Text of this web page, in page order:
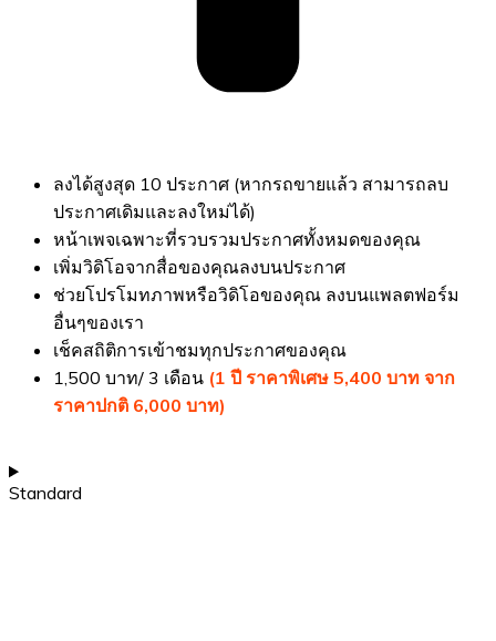
ลงได้สูงสุด 10 ประกาศ (หากรถขายแล้ว สามารถลบ
ประกาศเดิมและลงใหม่ได้)
หน้าเพจเฉพาะที่รวบรวมประกาศทั้งหมดของคุณ
เพิ่มวิดิโอจากสื่อของคุณลงบนประกาศ
ช่วยโปรโมทภาพหรือวิดิโอของคุณ ลงบนแพลตฟอร์ม
อื่นๆของเรา
เช็คสถิติการเข้าชมทุกประกาศของคุณ
1,500 บาท/ 3 เดือน (1 ปี ราคาพิเศษ 5,400 บาท จาก
ราคาปกติ 6,000 บาท)
Standard